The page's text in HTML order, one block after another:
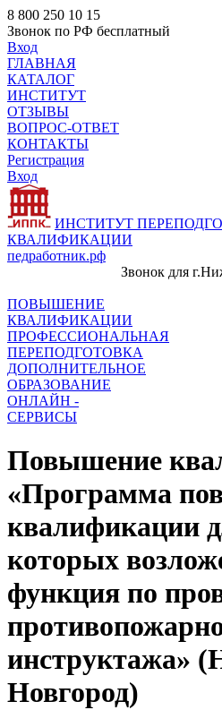
8 800 250 10 15
Звонок по РФ бесплатный
Вход
ГЛАВНАЯ
КАТАЛОГ
ИНСТИТУТ
ОТЗЫВЫ
ВОПРОС-ОТВЕТ
КОНТАКТЫ
Регистрация
Вход
ИНСТИТУТ
КВАЛИФИКАЦИИ
педработник.рф
Звонок для
ПОВЫШЕНИЕ
КВАЛИФИКАЦИИ
ПРОФЕССИОНАЛЬНАЯ
ПЕРЕПОДГОТОВКА
ДОПОЛНИТЕЛЬНОЕ
ОБРАЗОВАНИЕ
ОНЛАЙН -
СЕРВИСЫ
Повышение
«Программа
квалификации
которых
функция по
инструктажа»
Новгород)